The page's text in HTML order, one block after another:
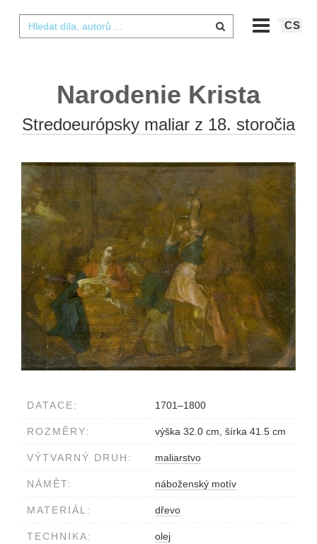
CS
Narodenie Krista
Stredoeurópsky maliar z 18. storočia
DATACE: 1701–1800
ROZMĚRY: výška 32.0 cm, šírka 41.5 cm
VÝTVARNÝ DRUH: maliarstvo
NÁMĚT: náboženský motív
MATERIÁL: dřevo
TECHNIKA: olej